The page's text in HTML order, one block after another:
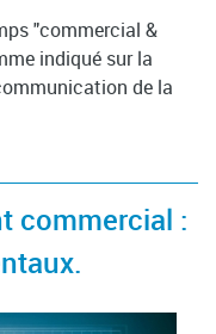
"commercial &
indiqué sur la
de la
commercial :